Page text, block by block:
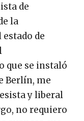
de
la
estado de
que se instaló
Berlín, me
y liberal
no requiero